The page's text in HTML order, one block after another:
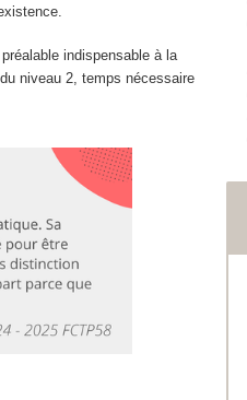
indispensable à la
niveau 2, temps nécessaire